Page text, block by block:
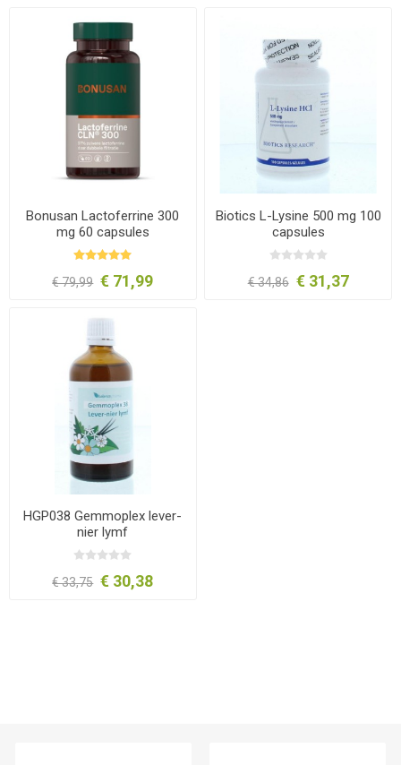
Bonusan Lactoferrine 300
mg 60 capsules
€ 79,99 € 71,99
Biotics L-Lysine 500 mg 100
capsules
€ 34,86 € 31,37
HGP038 Gemmoplex lever-
nier lymf
€ 33,75 € 30,38